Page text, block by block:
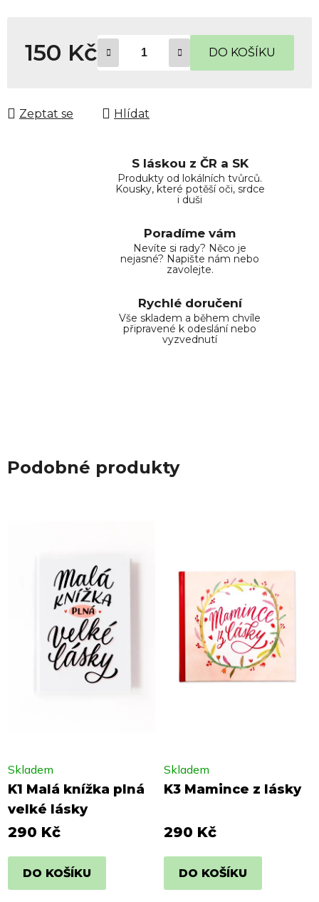
150 Kč DO KOŠÍKU
Zeptat se Hlídat
S láskou z ČR a SK
Produkty od lokálních tvůrců.
Kousky, které potěší oči, srdce
i duši
Poradíme vám
Nevíte si rady? Něco je
nejasné? Napište nám nebo
zavolejte.
Rychlé doručení
Vše skladem a během chvíle
připravené k odeslání nebo
vyzvednutí
Podobné produkty
K1 Malá knížka plná
velké lásky
Skladem
290 Kč
DO KOŠÍKU
K3 Mamince z lásky
Skladem
290 Kč
DO KOŠÍKU